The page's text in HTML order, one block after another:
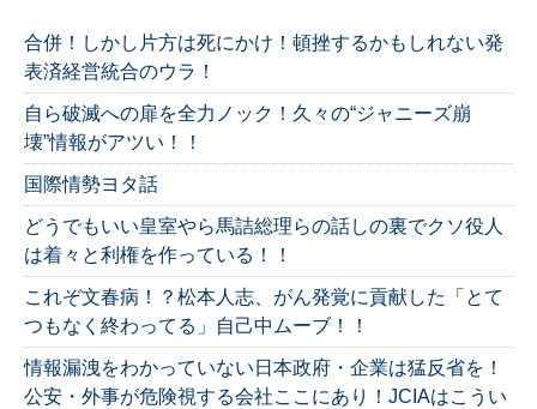
合併！しかし片方は死にかけ！頓挫するかもしれない発
表済経営統合のウラ！
自ら破滅への扉を全力ノック！久々の“ジャニーズ崩
壊”情報がアツい！！
国際情勢ヨタ話
どうでもいい皇室やら馬詰総理らの話しの裏でクソ役人
は着々と利権を作っている！！
これぞ文春病！？松本人志、がん発覚に貢献した「とて
つもなく終わってる」自己中ムーブ！！
情報漏洩をわかっていない日本政府・企業は猛反省を！
公安・外事が危険視する会社ここにあり！JCIAはこうい